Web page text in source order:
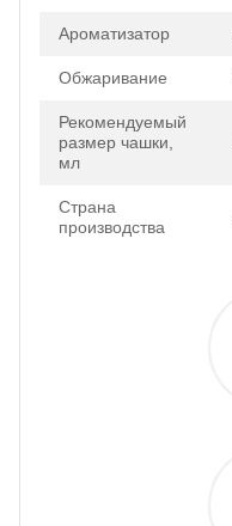
Ароматизатор
Обжаривание
Рекомендуемый
размер чашки,
мл
Страна
производства